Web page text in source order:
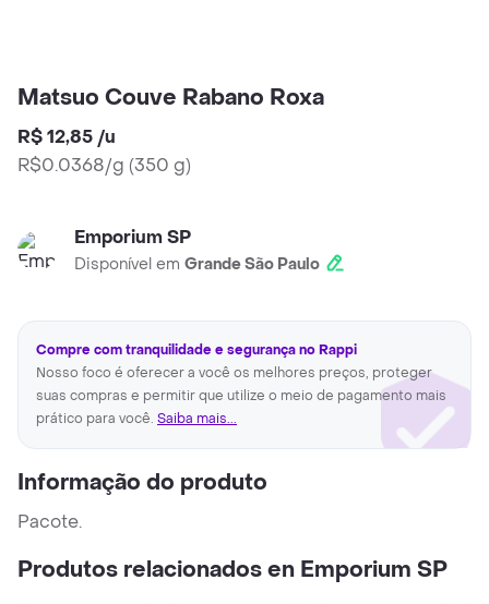
Matsuo Couve Rabano Roxa
R$ 12,85 /u
R$0.0368/g (350 g)
Emporium SP
Disponível em Grande São Paulo
Compre com tranquilidade e segurança no Rappi
Nosso foco é oferecer a você os melhores preços, proteger
suas compras e permitir que utilize o meio de pagamento mais
prático para você. Saiba mais...
Informação do produto
Pacote.
Produtos relacionados en Emporium SP